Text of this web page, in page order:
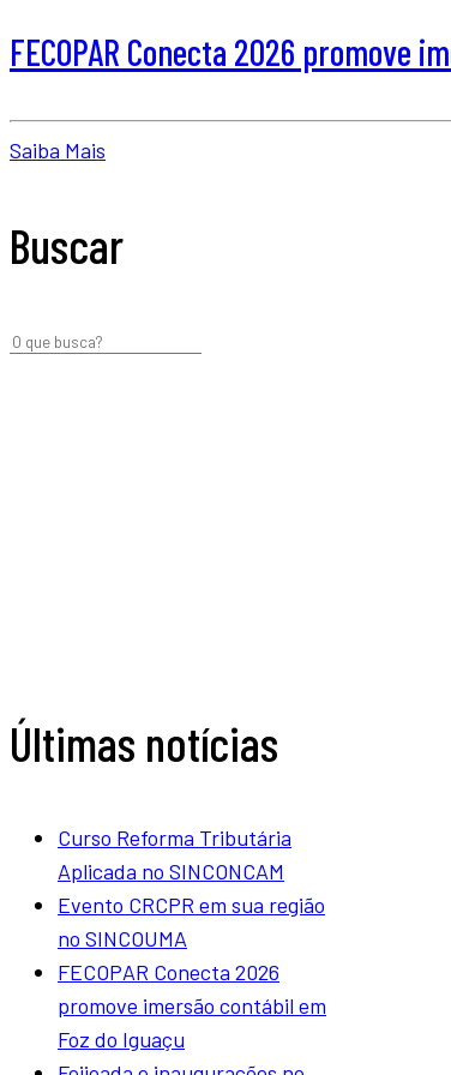
FECOPAR Conecta 2026 promove
Saiba Mais
Buscar
Últimas notícias
Curso Reforma Tributária
Aplicada no SINCONCAM
Evento CRCPR em sua região
no SINCOUMA
FECOPAR Conecta 2026
promove imersão contábil em
Foz do Iguaçu